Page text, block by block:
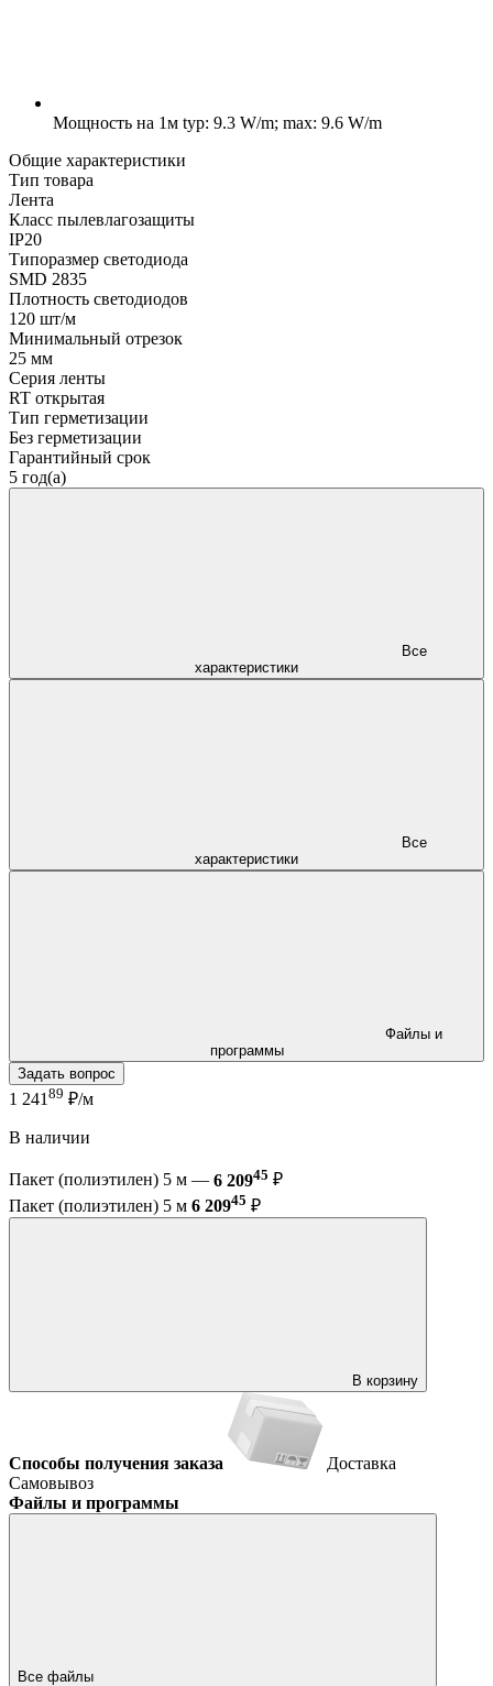
Мощность на 1м typ: 9.3 W/m; max: 9.6 W/m
Общие характеристики
Тип товара
Лента
Класс пылевлагозащиты
IP20
Типоразмер светодиода
SMD 2835
Плотность светодиодов
120 шт/м
Минимальный отрезок
25 мм
Серия ленты
RT открытая
Тип герметизации
Без герметизации
Гарантийный срок
5 год(а)
характеристики
характеристики
программы
Задать вопрос
1 241 89 ₽/м
В наличии
Пакет (полиэтилен) 5 м — 6 20945 ₽
Пакет (полиэтилен) 5 м 6 20945 ₽
В корзину
Способы получения заказа
Доставка
Самовывоз
Файлы и программы
Все файлы